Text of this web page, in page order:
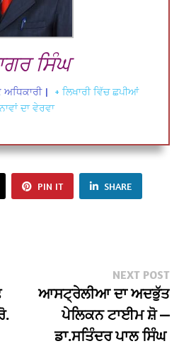
ਸਿੰਘ
|
+ ਲਿਖਾਰੀ ਵਿੱਚ ਛਪੀਆਂ
ਦਾ ਵੇਰਵਾ
PIN IT SHARE
NEXT POST
ਆਸਟ੍ਰੇਲੀਆ ਦਾ ਅਦਭੁੱਤ
ਪੇਲਿਕਨ ਟਾਈਮ ਸ਼ੋ —
ਡਾ.ਸਤਿੰਦਰ ਪਾਲ ਸਿੰਘ